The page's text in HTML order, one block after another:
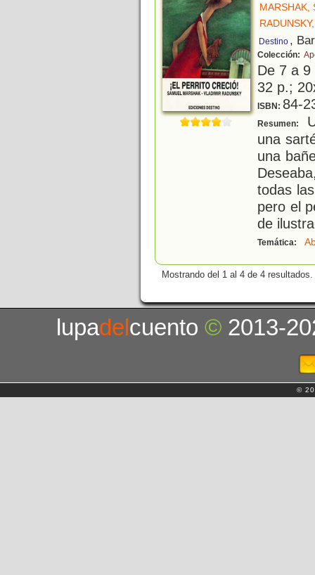
MARSHAK,
Destino ,
Colección:
De 7 a
32 p.;
ISBN: 84-
Resumen:
una
una
todas
pero el
de
Temática:
Mostrando del 1 al 4 de 4 resultados.
lupadelcuento© 2013-
©